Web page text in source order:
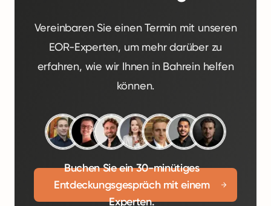
Vereinbaren Sie einen Termin mit unseren
EOR-Experten, um mehr darüber zu
erfahren, wie wir Ihnen in Bahrein helfen
können.
Buchen Sie ein 30-minütiges
Entdeckungsgespräch mit einem
Experten.